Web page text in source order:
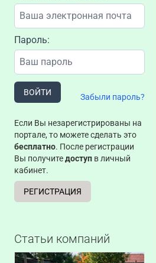
Пароль:
ВОЙТИ Забыли пароль?
Если Вы незарегистрированы на
портале, то можете сделать это
бесплатно. После регистрации
Вы получитедоступ в личный
кабинет.
РЕГИСТРАЦИЯ
Статьи компаний